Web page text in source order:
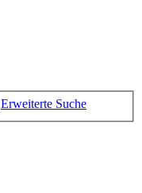
Erweiterte Suche